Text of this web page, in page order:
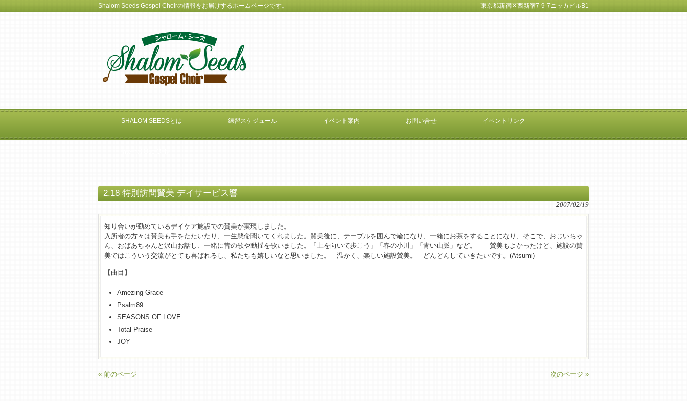
Shalom Seeds Gospel Choirの情報をお届けするホームページです。 東京都新宿区西新宿7-9-7ニッカビルB1
SHALOM SEEDSとは 練習スケジュール イベント案内 お問い合せ イベントリンク
2.18 特別訪問賛美 デイサービス響
2007/02/19
知り合いが勤めているデイケア施設での賛美が実現しました。
入所者の方々は賛美も手をたたいたり、一生懸命聞いてくれました。賛美後に、テーブルを囲んで輪になり、一緒にお茶をすることになり、そこで、おじいちゃ
ん、おばあちゃんと沢山お話し、一緒に昔の歌や動揺を歌いました。「上を向いて歩こう」「春の小川」「青い山脈」など。 賛美もよかったけど、施設の賛
美ではこういう交流がとても喜ばれるし、私たちも嬉しいなと思いました。 温かく、楽しい施設賛美。 どんどんしていきたいです。(Atsumi)
【曲目】
Amezing Grace
Psalm89
SEASONS OF LOVE
Total Praise
JOY
« 前のページ 次のページ »